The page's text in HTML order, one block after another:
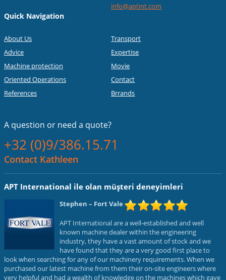
info@aptint.com
Quick Navigation
About Us
Advice
Machine protection
Oriented Operations
References
Transport
Expertise
Movie
Contact
Brrands
A question or need a quote?
+32 (0)9/386.15.71
Contact Kathleen
APT International ile olan müşteri deneyimleri
Stephen – Fort Vale
APT International are a well-established and well
known machine dealer within the engineering
industry, they have a vast amount of stock and we
have found that they are a very good first place to
look when searching for any of our machinery requirements. When we
purchased our latest machine from them their on-site engineers where
very helpful and had a wealth of knowledge on the machines which gave